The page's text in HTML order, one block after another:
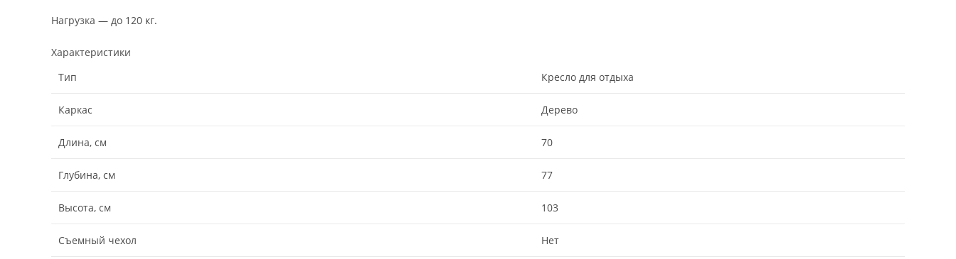
Нагрузка — до 120 кг.
Характеристики
Тип
Кресло для отдыха
Каркас Дерево
Длина, см 70
Глубина, см 77
Высота, см 103
Съемный чехол Нет